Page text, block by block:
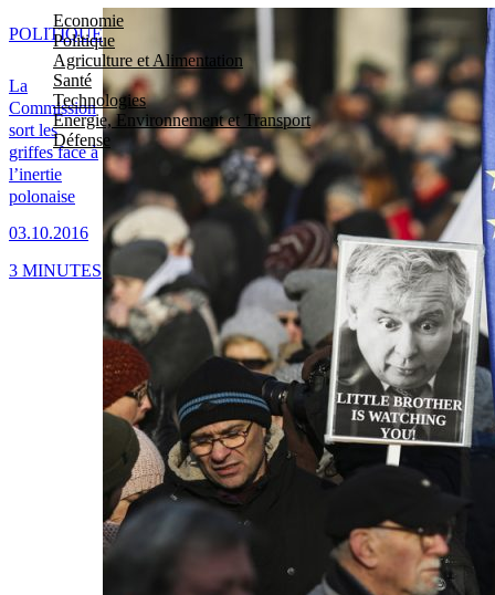
Economie
Politique
Agriculture et Alimentation
Santé
Technologies
Energie, Environnement et Transport
Défense
La
Commission
sort les
griffes face à
l’inertie
polonaise
03.10.2016
POLITIQUE
3 MINUTES